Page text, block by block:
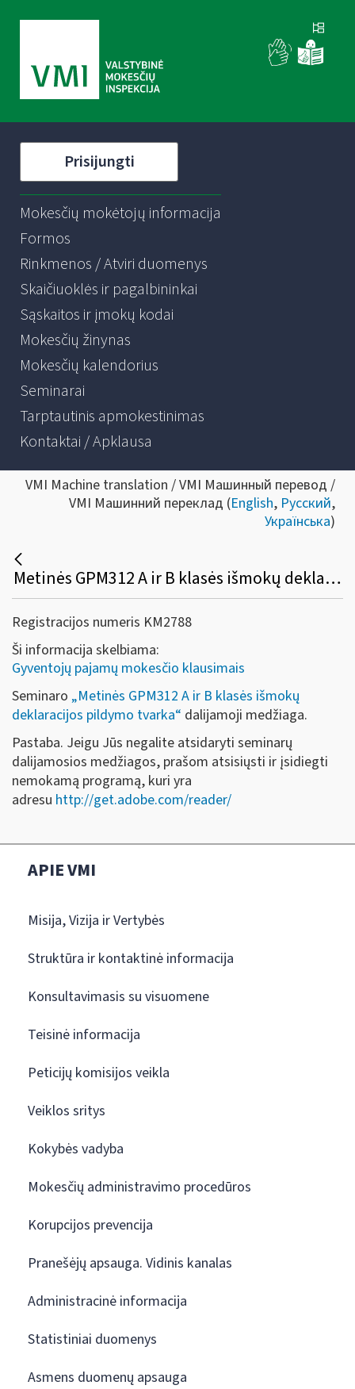
Prisijungti
Mokesčių mokėtojų informacija
Formos
Rinkmenos / Atviri duomenys
Skaičiuoklės ir pagalbininkai
Sąskaitos ir įmokų kodai
Mokesčių žinynas
Mokesčių kalendorius
Seminarai
Tarptautinis apmokestinimas
Kontaktai / Apklausa
VMI Machine translation / VMI Машинный перевод /
VMI Машинний переклад (English, Русский,
Українська)
Metinės GPM312 A ir B klasės išmokų deklaracijos pildymo tvarka
Registracijos numeris KM2788
Ši informacija skelbiama:
Gyventojų pajamų mokesčio klausimais
Seminaro „Metinės GPM312 A ir B klasės išmokų
deklaracijos pildymo tvarka“ dalijamoji medžiaga.
Pastaba. Jeigu Jūs negalite atsidaryti seminarų
dalijamosios medžiagos, prašom atsisiųsti ir įsidiegti
nemokamą programą, kuri yra
adresu http://get.adobe.com/reader/
APIE VMI
Misija, Vizija ir Vertybės
Struktūra ir kontaktinė informacija
Konsultavimasis su visuomene
Teisinė informacija
Peticijų komisijos veikla
Veiklos sritys
Kokybės vadyba
Mokesčių administravimo procedūros
Korupcijos prevencija
Pranešėjų apsauga. Vidinis kanalas
Administracinė informacija
Statistiniai duomenys
Asmens duomenų apsauga